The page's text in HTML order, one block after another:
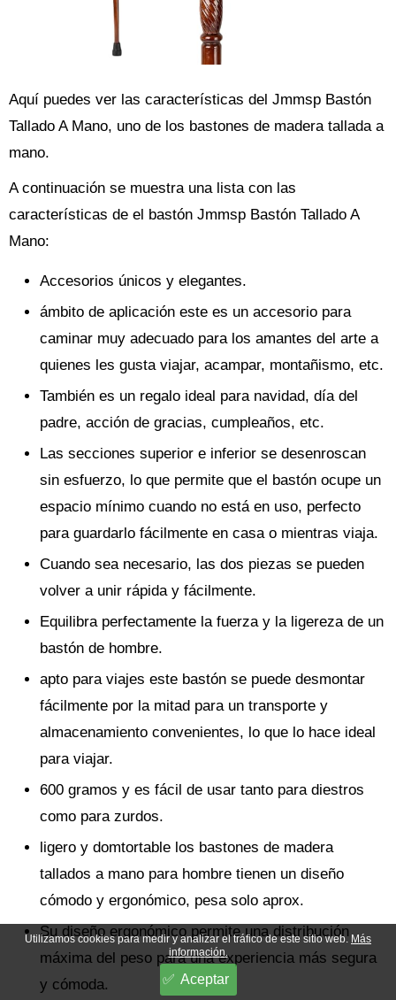
Aquí puedes ver las características del Jmmsp Bastón
Tallado A Mano, uno de los bastones de madera tallada a
mano.
A continuación se muestra una lista con las
características de el bastón Jmmsp Bastón Tallado A
Mano:
Accesorios únicos y elegantes.
ámbito de aplicación este es un accesorio para
caminar muy adecuado para los amantes del arte a
quienes les gusta viajar, acampar, montañismo, etc.
También es un regalo ideal para navidad, día del
padre, acción de gracias, cumpleaños, etc.
Las secciones superior e inferior se desenroscan
sin esfuerzo, lo que permite que el bastón ocupe un
espacio mínimo cuando no está en uso, perfecto
para guardarlo fácilmente en casa o mientras viaja.
Cuando sea necesario, las dos piezas se pueden
volver a unir rápida y fácilmente.
Equilibra perfectamente la fuerza y la ligereza de un
bastón de hombre.
apto para viajes este bastón se puede desmontar
fácilmente por la mitad para un transporte y
almacenamiento convenientes, lo que lo hace ideal
para viajar.
600 gramos y es fácil de usar tanto para diestros
como para zurdos.
ligero y domtortable los bastones de madera
tallados a mano para hombre tienen un diseño
cómodo y ergonómico, pesa solo aprox.
Su diseño ergonómico permite una distribución
máxima del peso para una experiencia más segura
y cómoda.
Utilizamos cookies para medir y analizar el tráfico de este sitio web. Más
información.
Aceptar